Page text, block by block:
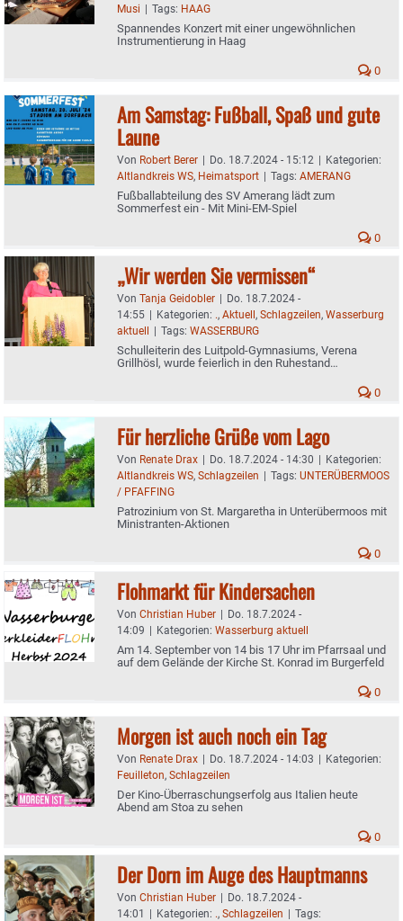
Musi | Tags: HAAG
Spannendes Konzert mit einer ungewöhnlichen
Instrumentierung in Haag
0
Am Samstag: Fußball, Spaß und gute
Laune
Von Robert Berer | Do. 18.7.2024 - 15:12 | Kategorien:
Altlandkreis WS, Heimatsport | Tags: AMERANG
Fußballabteilung des SV Amerang lädt zum
Sommerfest ein - Mit Mini-EM-Spiel
0
„Wir werden Sie vermissen“
Von Tanja Geidobler | Do. 18.7.2024 -
14:55 | Kategorien: ., Aktuell, Schlagzeilen, Wasserburg
aktuell | Tags: WASSERBURG
Schulleiterin des Luitpold-Gymnasiums, Verena
Grillhösl, wurde feierlich in den Ruhestand
0
Für herzliche Grüße vom Lago
Von Renate Drax | Do. 18.7.2024 - 14:30 | Kategorien:
Altlandkreis WS, Schlagzeilen | Tags: UNTERÜBERMOOS
/ PFAFFING
Patrozinium von St. Margaretha in Unterübermoos mit
Ministranten-Aktionen
0
Flohmarkt für Kindersachen
Von Christian Huber | Do. 18.7.2024 -
14:09 | Kategorien: Wasserburg aktuell
Am 14. September von 14 bis 17 Uhr im Pfarrsaal und
auf dem Gelände der Kirche St. Konrad im Burgerfeld
0
Morgen ist auch noch ein Tag
Von Renate Drax | Do. 18.7.2024 - 14:03 | Kategorien:
Feuilleton, Schlagzeilen
Der Kino-Überraschungserfolg aus Italien heute
Abend am Stoa zu sehen
0
Der Dorn im Auge des Hauptmanns
Von Christian Huber | Do. 18.7.2024 -
14:01 | Kategorien: ., Schlagzeilen | Tags: